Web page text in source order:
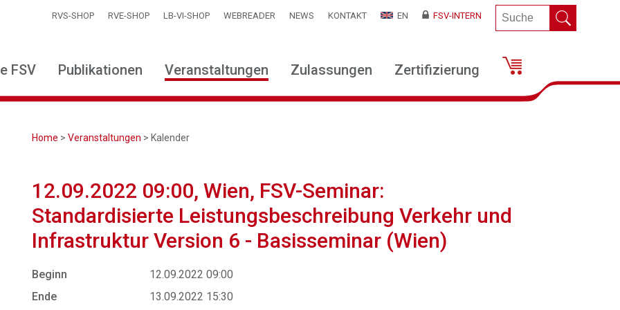
RVS-SHOP RVE-SHOP LB-VI-SHOP WEBREADER NEWS KONTAKT EN FSV-INTERN
FSV Publikationen Veranstaltungen Zulassungen Zertifizierung
Home >Veranstaltungen > Kalender
12.09.2022 09:00, Wien, FSV-Seminar:
Standardisierte Leistungsbeschreibung Verkehr und
Infrastruktur Version 6 - Basisseminar (Wien)
Beginn
12.09.2022 09:00
Ende
13.09.2022 15:30